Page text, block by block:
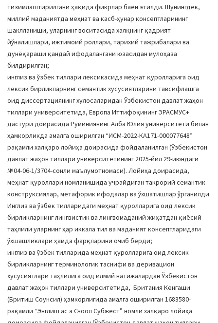
тизимлаштирилгани ҳақида фикрлар баён этилди. Шунингдек,
миллий маданиятда меҳнат ва касб-ҳунар консептларининг
шаклланиши, уларнинг воситасида халқнинг қадрият
йўналишлари, ижтимоий роллари, тарихий тажрибалари ва
дунёқараши қандай ифодалангани юзасидан мулоҳаза
билдирилган;
инглиз ва ўзбек тиллари лексикасида меҳнат қуролларига оид
лексик бирликларнинг семантик хусусиятларини тавсифлашга
оид диссертациянинг хулосаларидан Ўзбекистон давлат жаҳон
тиллари университетида, Европа Иттифоқининг ЭРАСМУС+
дастури доирасида Руминиянинг Алба Юлия университети билан
ҳамкорликда амалга оширилган “ИCМ-2022-КА171-000077648”
рақамли халқаро лойиҳа доирасида фойдаланилган (Ўзбекистон
давлат жаҳон тиллари университетининг 2025-йил 29-июндаги
№04-06-1/3704-сонли маълумотномаси). Лойиҳа доирасида,
меҳнат қуроллари номланишида учрайдиган такрорий семантик
конструксиялар, метафорик ифодалар ва ўхшатишлар ўрганилди.
Инглиз ва ўзбек тилларидаги меҳнат қуролларига оид лексик
бирликларнинг лингвистик ва лингвомаданий жиҳатдан қиёсий
таҳлили уларнинг ҳар иккала тил ва маданият консептларидаги
ўхшашликлари ҳамда фарқларини очиб берди;
инглиз ва ўзбек тилларида меҳнат қуролларига оид лексик
бирликларнинг терминологик таснифи ва деривацион
хусусиятлари таҳлилига оид илмий натижалардан Ўзбекистон
давлат жаҳон тиллари университетида, Британия Кенгаши
(Бритиш Cоунcил) ҳамкорлигида амалга оширилган 1683580-
рақамли “Энглиш ас а Счоол Субжеcт” номли халқаро лойиҳа